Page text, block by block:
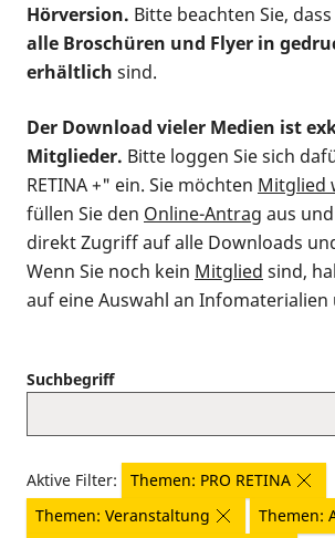
Hörversion. Bitte beachten Sie, dass
alle Broschüren und Flyer in
erhältlich sind.
Der Download vieler Medien ist
Mitglieder. Bitte loggen Sie sich
RETINA +" ein. Sie möchten Mitglied
füllen Sie den Online-Antrag aus
direkt Zugriff auf alle Downloads
Wenn Sie noch kein Mitglied sind,
auf eine Auswahl an Infomaterialien
Suchbegriff
Aktive Filter:
Themen: PRO RETINA
Themen: Veranstaltung
Themen: